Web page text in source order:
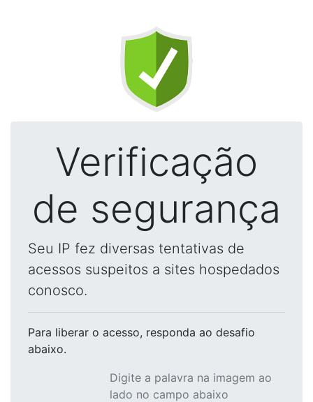
Verificação
de segurança
Seu IP fez diversas tentativas de
acessos suspeitos a sites hospedados
conosco.
Para liberar o acesso, responda ao desafio
abaixo.
Digite a palavra na imagem ao
lado no campo abaixo